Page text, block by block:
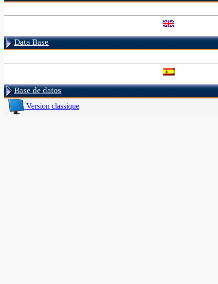
Data Base
Base de datos
Version classique